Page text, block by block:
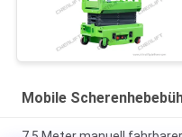
Mobile